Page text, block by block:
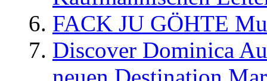
FACK JU GÖHTE
Discover Dominica